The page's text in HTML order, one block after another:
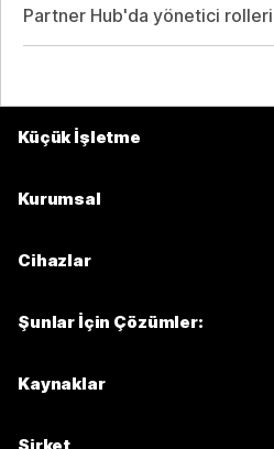
Partner Hub'da yönetici
Küçük İşletme
Kurumsal
Cihazlar
Şunlar İçin Çözümler:
Kaynaklar
Şirket